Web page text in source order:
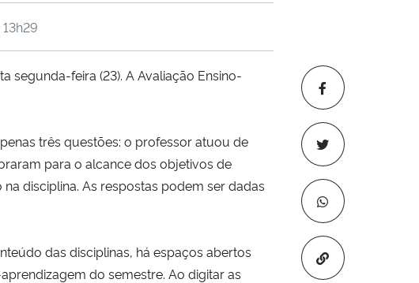
Copiar para
segunda-feira (23). A Avaliação Ensino-
três questões: o professor atuou de
para o alcance dos objetivos de
disciplina. As respostas podem ser dadas
das disciplinas, há espaços abertos
do semestre. Ao digitar as